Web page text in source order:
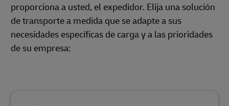
proporciona a usted, el expedidor. Elija una solución
de transporte a medida que se adapte a sus
necesidades específicas de carga y a las prioridades
de su empresa: